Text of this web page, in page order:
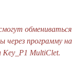
через программу
Key_P1 MultiClet.